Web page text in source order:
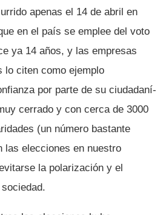
apenas el 14 de abril en
en el paí­s se emplee del voto
ya 14 años, y las empresas
lo citen como ejemplo
por parte de su ciudadaní­
cerrado y con cerca de 3000
(un número bastante
las elecciones en nuestro
la polarización y el